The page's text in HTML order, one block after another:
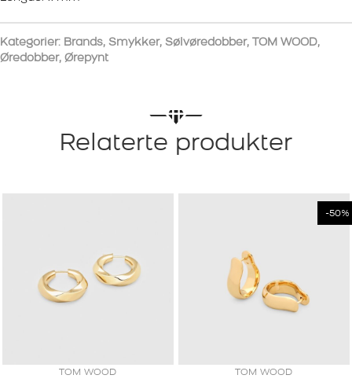
Kategorier: Brands, Smykker, Sølvøredobber, TOM WOOD,
Øredobber, Ørepynt
Relaterte produkter
TOM WOOD
-50%
TOM WOOD